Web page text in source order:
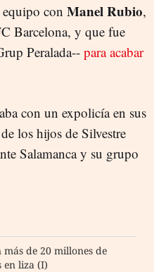
con Manel Rubio,
Barcelona, y que fue
Peralada-- para acabar
con un expolicía en sus
los hijos de Silvestre
Salamanca y su grupo
de 20 millones de
en liza (I)